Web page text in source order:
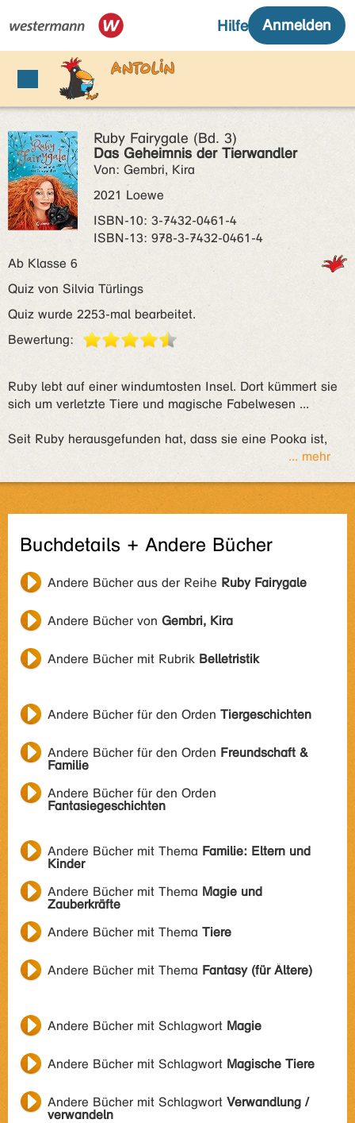
Ruby Fairygale (Bd. 3)
Das Geheimnis der Tierwandler
Von: Gembri, Kira
2021 Loewe
ISBN‑10: 3-7432-0461-4
ISBN‑13: 978-3-7432-0461-4
Ab Klasse 6
Quiz von Silvia Türlings
Quiz wurde 2253-mal bearbeitet.
Bewertung:
Ruby lebt auf einer windumtosten Insel. Dort kümmert sie
sich um verletzte Tiere und magische Fabelwesen ...
Seit Ruby herausgefunden hat, dass sie eine Pooka ist,
... mehr
Buchdetails + Andere Bücher
Andere Bücher aus der Reihe Ruby Fairygale
Andere Bücher von Gembri, Kira
Andere Bücher mit Rubrik Belletristik
Andere Bücher für den Orden Tiergeschichten
Andere Bücher für den Orden Freundschaft &
Familie
Andere Bücher für den Orden
Fantasiegeschichten
Andere Bücher mit Thema Familie: Eltern und
Kinder
Andere Bücher mit Thema Magie und
Zauberkräfte
Andere Bücher mit Thema Tiere
Andere Bücher mit Thema Fantasy (für Ältere)
Andere Bücher mit Schlagwort Magie
Andere Bücher mit Schlagwort Magische Tiere
Andere Bücher mit Schlagwort Verwandlung /
verwandeln